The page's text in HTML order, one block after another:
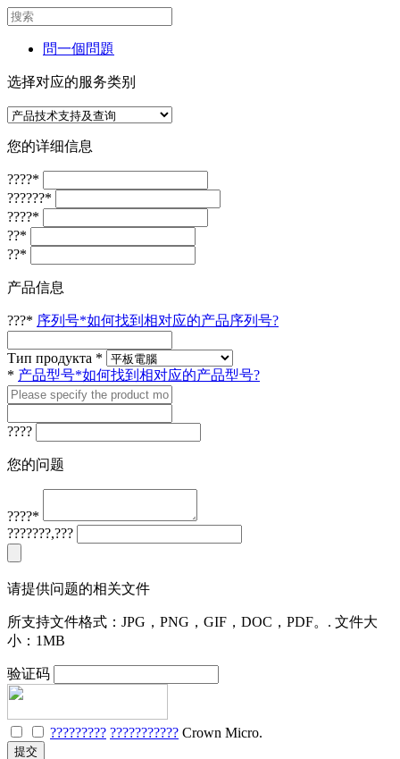
問一個問題
选择对应的服务类别
您的详细信息
????*
??????*
????*
??*
??*
产品信息
???* 序列号*如何找到相对应的产品序列号?
Тип продукта *
* 产品型号*如何找到相对应的产品型号?
????
您的问题
????*
???????,???
请提供问题的相关文件
所支持文件格式：JPG，PNG，GIF，DOC，PDF。. 文件大
小：1MB
验证码
????????? ??????????? Crown Micro.